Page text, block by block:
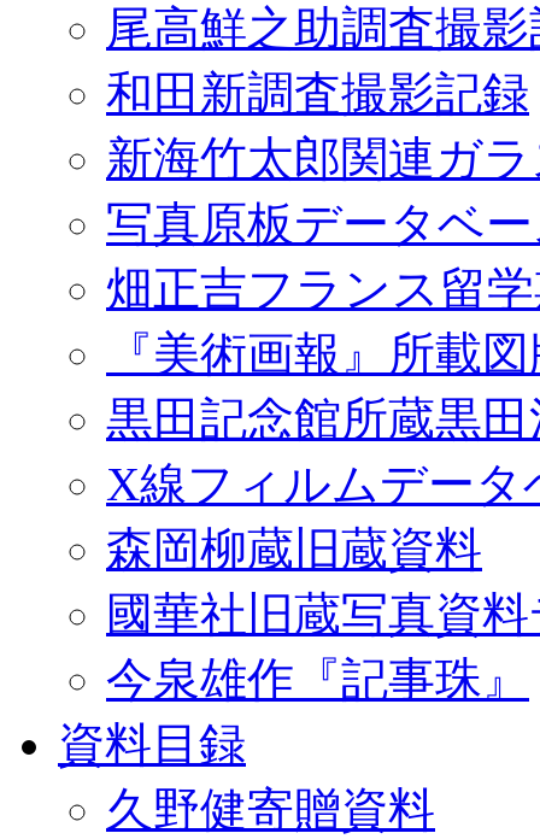
尾高鮮之助調査撮
和田新調査撮影記録
新海竹太郎関連ガ
写真原板データベ
畑正吉フランス留
『美術画報』所載
黒田記念館所蔵黒
X線フィルムデータ
森岡柳蔵旧蔵資料
國華社旧蔵写真資
今泉雄作『記事珠』
資料目録
久野健寄贈資料